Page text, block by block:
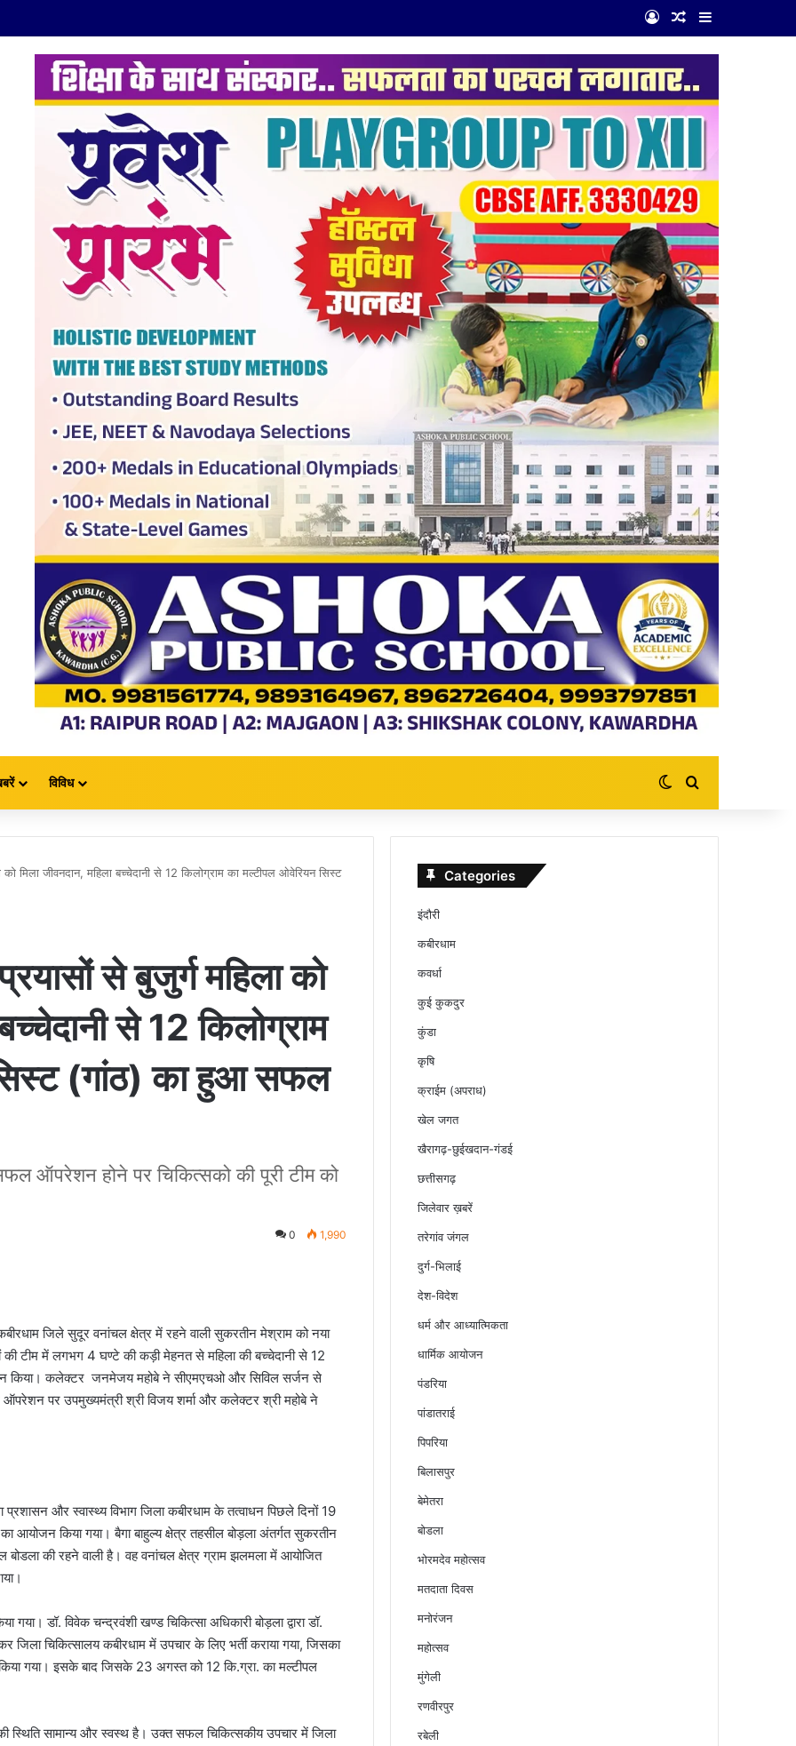
Log InRandom Article
Sidebar
विविध Switch skin
Search for
मिला जीवनदान, महिला बच्चेदानी से 12 किलोग्राम का मल्टीपल ओवेरियन सिस्ट
से बुजुर्ग महिला को
से 12 किलोग्राम
(गांठ) का हुआ सफल
ऑपरेशन होने पर चिकित्सको की पूरी टीम को
0 1,990
जिले सुदूर वनांचल क्षेत्र में रहने वाली सुकरतीन मेश्राम को नया
टीम में लगभग 4 घण्टे की कड़ी मेहनत से महिला की बच्चेदानी से 12
किया। कलेक्टर जनमेजय महोबे ने सीएमएचओ और सिविल सर्जन से
पर उपमुख्यमंत्री श्री विजय शर्मा और कलेक्टर श्री महोबे ने
और स्वास्थ्य विभाग जिला कबीरधाम के तत्वाधन पिछले दिनों 19
किया गया। बैगा बाहुल्य क्षेत्र तहसील बोड़ला अंतर्गत सुकरतीन
बोडला की रहने वाली है। वह वनांचल क्षेत्र ग्राम झलमला में आयोजित
गया। डॉ. विवेक चन्द्रवंशी खण्ड चिकित्सा अधिकारी बोड़ला द्वारा डॉ.
चिकित्सालय कबीरधाम में उपचार के लिए भर्ती कराया गया, जिसका
गया। इसके बाद जिसके 23 अगस्त को 12 कि.ग्रा. का मल्टीपल
स्थिति सामान्य और स्वस्थ है। उक्त सफल चिकित्सकीय उपचार में जिला
Categories
इंदौरी
कबीरधाम
कवर्धा
कुई कुकदुर
कुंडा
कृषि
क्राईम (अपराध)
खेल जगत
खैरागढ़-छुईखदान-गंडई
छत्तीसगढ़
जिलेवार ख़बरें
तरेगांव जंगल
दुर्ग-भिलाई
देश-विदेश
धर्म और आध्यात्मिकता
धार्मिक आयोजन
पंडरिया
पांडातराई
पिपरिया
बिलासपुर
बेमेतरा
बोडला
भोरमदेव महोत्सव
मतदाता दिवस
मनोरंजन
महोत्सव
मुंगेली
रणवीरपुर
रबेली